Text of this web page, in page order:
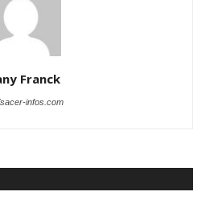
Franck
infos.com